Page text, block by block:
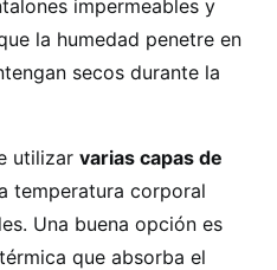
impermeables y
la humedad penetre en
secos durante la
utilizar varias capas de
temperatura corporal
Una buena opción es
que absorba el